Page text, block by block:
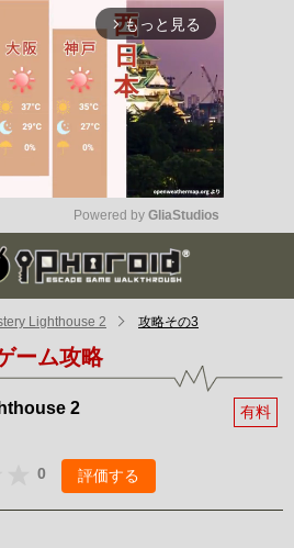
arrow_forward_ios もっと見る
Mute
Powered by GliaStudios
Lighthouse 2 攻略その3
ーム攻略
2 有料
0 評価する